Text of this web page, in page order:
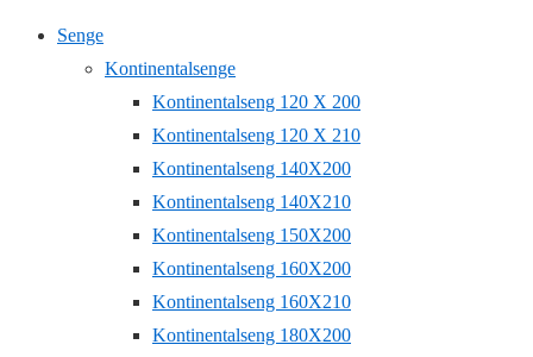
Senge
Kontinentalsenge
Kontinentalseng 120 X 200
Kontinentalseng 120 X 210
Kontinentalseng 140X200
Kontinentalseng 140X210
Kontinentalseng 150X200
Kontinentalseng 160X200
Kontinentalseng 160X210
Kontinentalseng 180X200